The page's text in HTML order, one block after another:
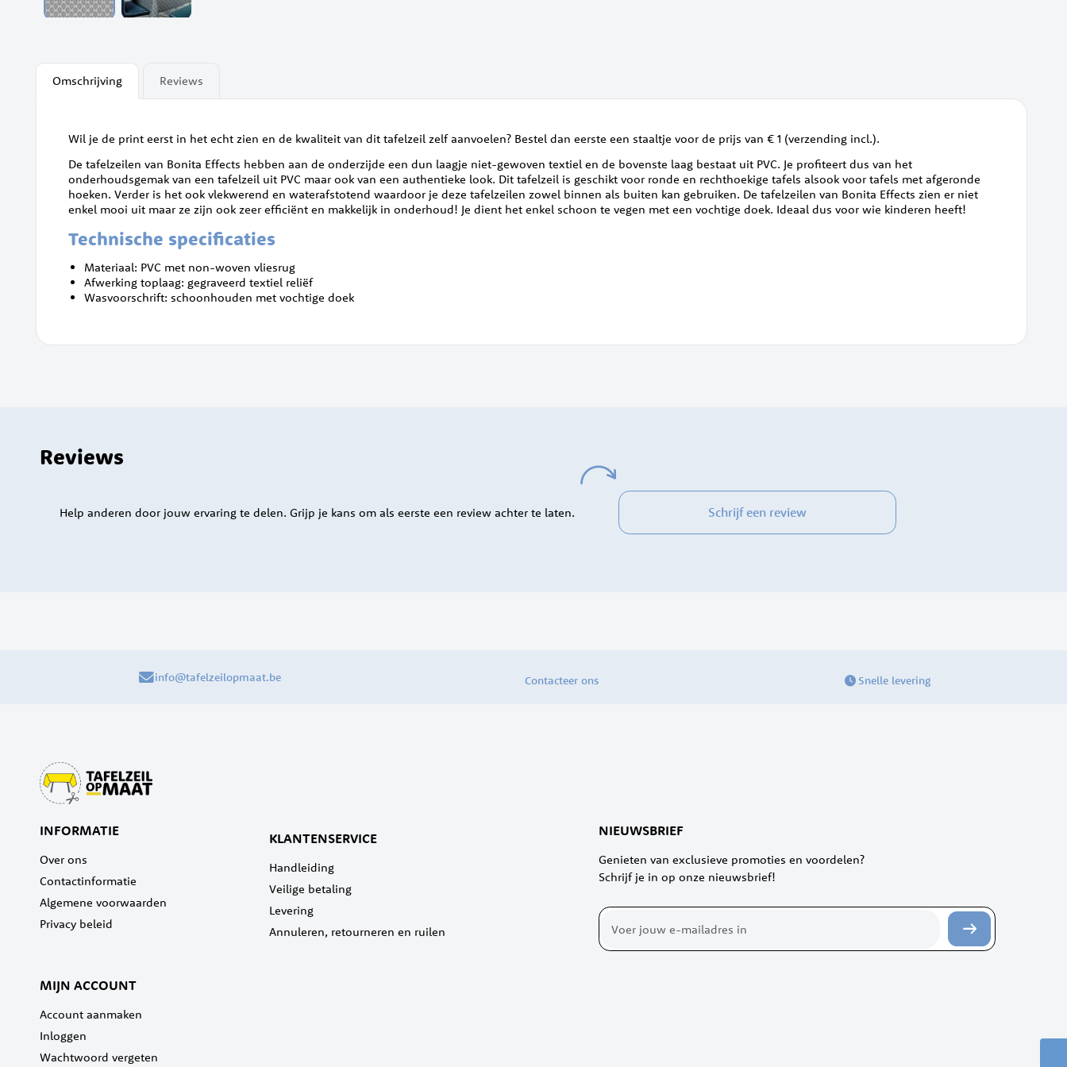
van
gallerij
Omschrijving
Wil je de print eerst in het echt zien en de kwaliteit van dit tafelzeil zelf aanvoelen? Bestel dan eerste een staaltje voor de prijs van € 1 (verzending incl.).
De tafelzeilen van Bonita Effects hebben aan de onderzijde een dun laagje niet-gewoven textiel en de bovenste laag bestaat uit PVC. Je profiteert dus van het
onderhoudsgemak van een tafelzeil uit PVC maar ook van een authentieke look. Dit tafelzeil is geschikt voor ronde en rechthoekige tafels alsook voor tafels met afgeronde
hoeken. Verder is het ook vlekwerend en waterafstotend waardoor je deze tafelzeilen zowel binnen als buiten kan gebruiken. De tafelzeilen van Bonita Effects zien er niet
enkel mooi uit maar ze zijn ook zeer efficiënt en makkelijk in onderhoud! Je dient het enkel schoon te vegen met een vochtige doek. Ideaal dus voor wie kinderen heeft!
Technische specificaties
Materiaal: PVC met non-woven vliesrug
Afwerking toplaag: gegraveerd textiel reliëf
Wasvoorschrift: schoonhouden met vochtige doek
Reviews
Reviews
Schrijf een review
Help anderen door jouw ervaring te delen. Grijp je kans om als eerste een review achter te laten.
info@tafelzeilopmaat.be Contacteer ons Snelle levering
NIEUWSBRIEF
Genieten van exclusieve promoties en voordelen?
Schrijf je in op onze nieuwsbrief!
Abonneer
op
INFORMATIE
Over ons
Contactinformatie
Algemene voorwaarden
Privacy beleid
KLANTENSERVICE
Handleiding
Veilige betaling
Levering
Annuleren, retourneren en ruilen
MIJN ACCOUNT
Account aanmaken
Inloggen
Wachtwoord vergeten